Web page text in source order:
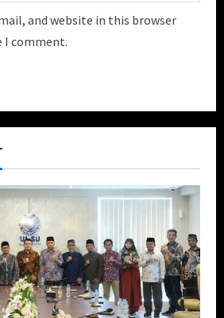
and website in this browser
I comment.